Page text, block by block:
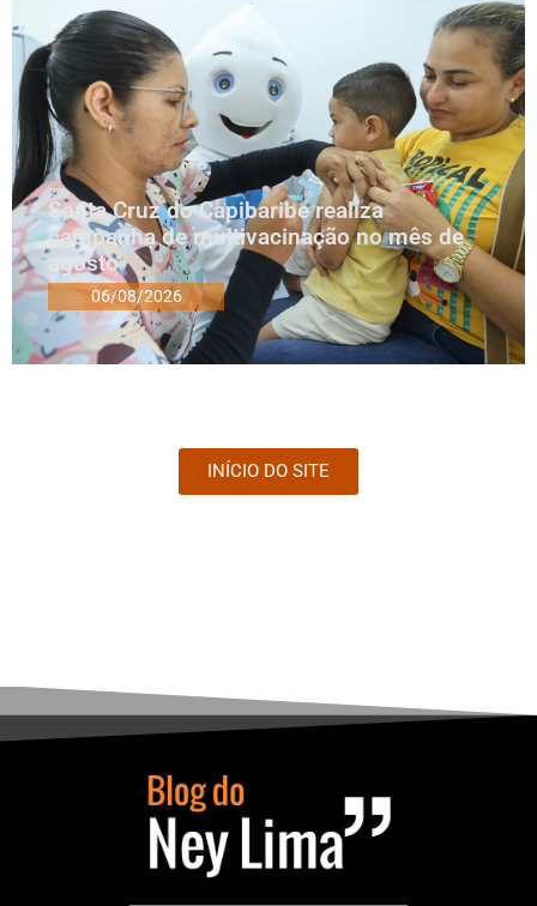
Santa Cruz do Capibaribe realiza
campanha de multivacinação no mês de
agosto
06/08/2026
INÍCIO DO SITE